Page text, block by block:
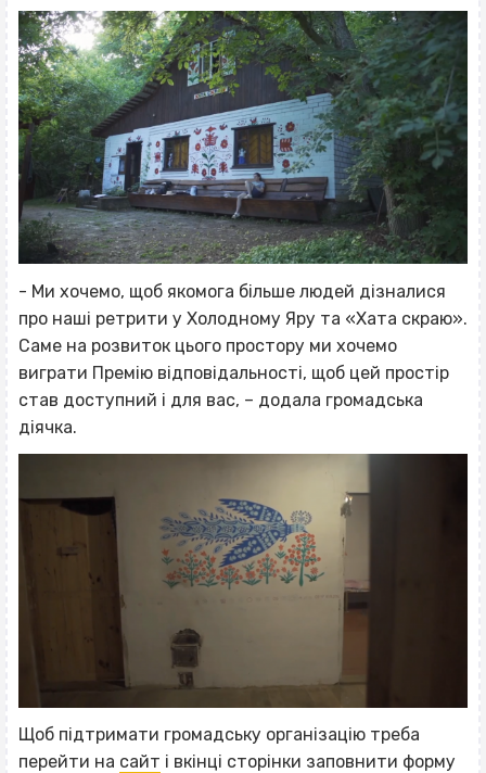
- Ми хочемо, щоб якомога більше людей дізналися
про наші ретрити у Холодному Яру та «Хата скраю».
Саме на розвиток цього простору ми хочемо
виграти Премію відповідальності, щоб цей простір
став доступний і для вас, – додала громадська
діячка.
Щоб підтримати громадську організацію треба
перейти на сайт і вкінці сторінки заповнити форму